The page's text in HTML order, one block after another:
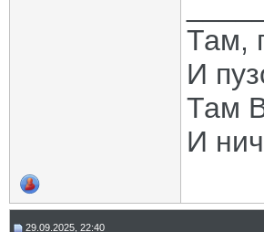
Там,
И
Там
И
29.09.2025, 22:40